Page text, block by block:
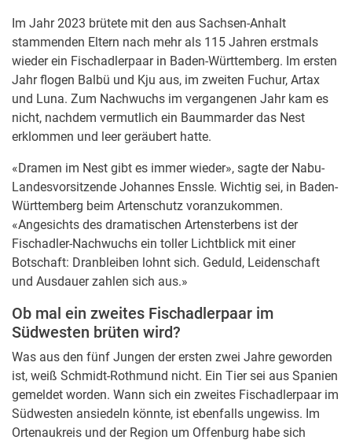
Im Jahr 2023 brütete mit den aus Sachsen-Anhalt
stammenden Eltern nach mehr als 115 Jahren erstmals
wieder ein Fischadlerpaar in Baden-Württemberg. Im ersten
Jahr flogen Balbü und Kju aus, im zweiten Fuchur, Artax
und Luna. Zum Nachwuchs im vergangenen Jahr kam es
nicht, nachdem vermutlich ein Baummarder das Nest
erklommen und leer geräubert hatte.
«Dramen im Nest gibt es immer wieder», sagte der Nabu-
Landesvorsitzende Johannes Enssle. Wichtig sei, in Baden-
Württemberg beim Artenschutz voranzukommen.
«Angesichts des dramatischen Artensterbens ist der
Fischadler-Nachwuchs ein toller Lichtblick mit einer
Botschaft: Dranbleiben lohnt sich. Geduld, Leidenschaft
und Ausdauer zahlen sich aus.»
Ob mal ein zweites Fischadlerpaar im
Südwesten brüten wird?
Was aus den fünf Jungen der ersten zwei Jahre geworden
ist, weiß Schmidt-Rothmund nicht. Ein Tier sei aus Spanien
gemeldet worden. Wann sich ein zweites Fischadlerpaar im
Südwesten ansiedeln könnte, ist ebenfalls ungewiss. Im
Ortenaukreis und der Region um Offenburg habe sich